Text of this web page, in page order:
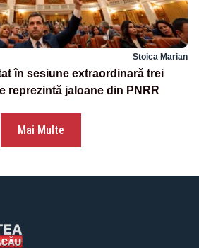
Stoica Marian
în sesiune extraordinară trei
reprezintă jaloane din PNRR
Mai Multe